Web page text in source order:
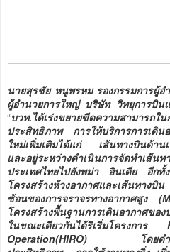
นายสุรชัย หนูพรหม รองกรรมการผู้อ
ผู้อำนวยการใหญ่ บริษัท วิทยุการบิน
“บวท.ได้เร่งขยายขีดความสามารถ
ประสิทธิภาพ การให้บริการการเดิน
ใหม่เพิ่มเติมได้แก่ เส้นทางบินด้าน
และอยู่ระหว่างดำเนินการจัดทำเส้น
ประเทศไทยไปยังพม่า อินเดีย อีกทั้
โครงสร้างห้วงอากาศและเส้นทาง
ซ้อนของการจราจรทางอากาศสูง
โครงสร้างพื้นฐานการเดินอากาศขอ
ในขณะเดียวกันได้ริเริ่มโครง
Operation(HIRO) โดยดำเนิน